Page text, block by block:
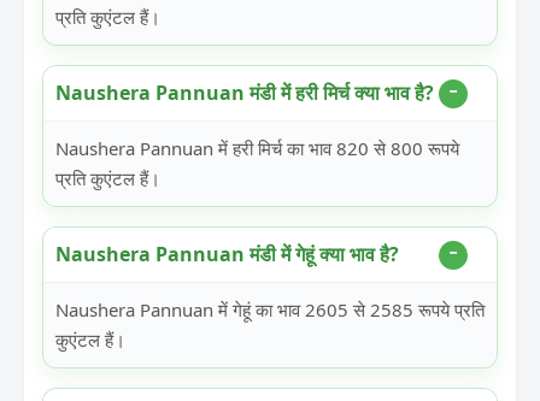
प्रति कुएंटल हैं।
Naushera Pannuan मंडी में हरी मिर्च क्या भाव है?
Naushera Pannuan में हरी मिर्च का भाव 820 से 800 रूपये
प्रति कुएंटल हैं।
Naushera Pannuan मंडी में गेहूं क्या भाव है?
Naushera Pannuan में गेहूं का भाव 2605 से 2585 रूपये प्रति
कुएंटल हैं।